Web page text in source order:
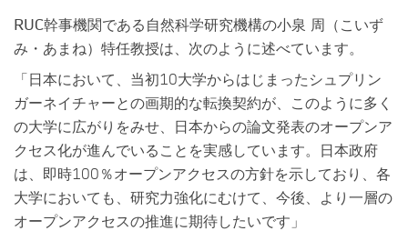
RUC幹事機関である自然科学研究機構の小泉 周（こいず
み・あまね）特任教授は、次のように述べています。
「日本において、当初10大学からはじまったシュプリン
ガーネイチャーとの画期的な転換契約が、このように多く
の大学に広がりをみせ、日本からの論文発表のオープンア
クセス化が進んでいることを実感しています。日本政府
は、即時100％オープンアクセスの方針を示しており、各
大学においても、研究力強化にむけて、今後、より一層の
オープンアクセスの推進に期待したいです」